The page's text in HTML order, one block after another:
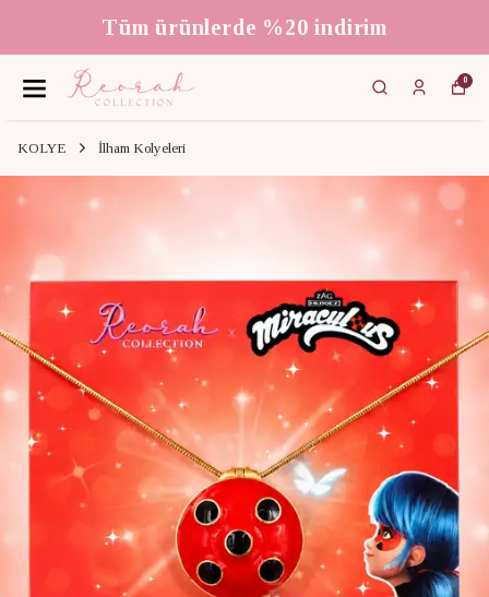
3000 ₺ üzeri ücretsiz kargo
0
KOLYE İlham Kolyeleri